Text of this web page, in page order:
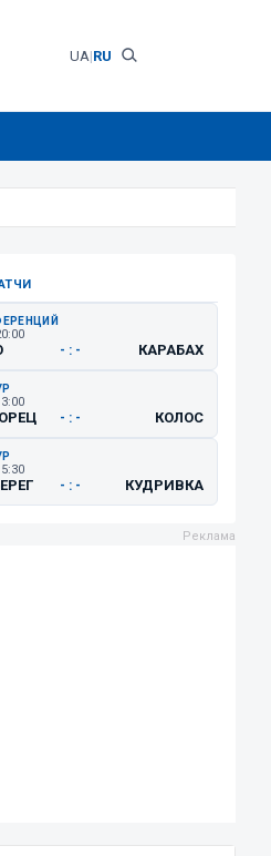
UA|RU
- : - КАРАБАХ
- : - КОЛОС
- : - КУДРИВКА